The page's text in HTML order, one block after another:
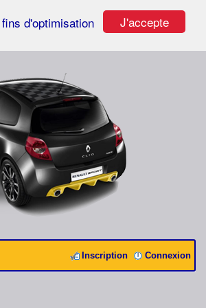
J'accepte
d'optimisation
Connexion
Inscription